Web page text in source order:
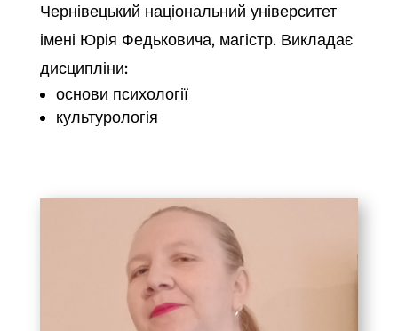
Чернівецький національний університет
імені Юрія Федьковича, магістр. Викладає
дисципліни:
основи психології
культурологія